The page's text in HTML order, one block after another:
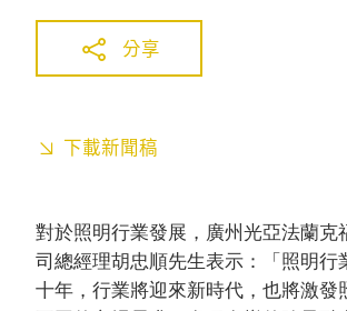
分享
下載新聞稿
對於照明行業發展，廣州光亞法蘭克
司總經理胡忠順先生表示：「照明行
十年，行業將迎來新時代，也將激發